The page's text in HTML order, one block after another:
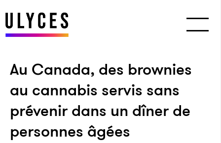
Au Canada, des brownies
au cannabis servis sans
prévenir dans un dîner de
personnes âgées